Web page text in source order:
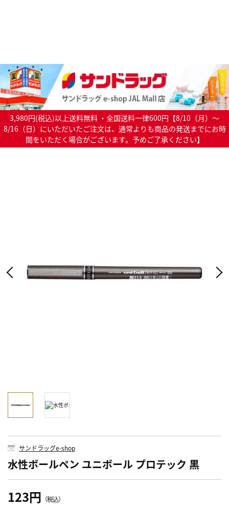
3,980円(税込)以上送料無料 ・全国送料一律600円【8/10（月）～
8/16（日）にいただいたご注文は、通常よりも商品の発送までにお時
間をいただく場合がございます。予めご了承ください】
サンドラッグe-shop
水性ボールペン ユニボール プロテック 黒
123円 （税込）